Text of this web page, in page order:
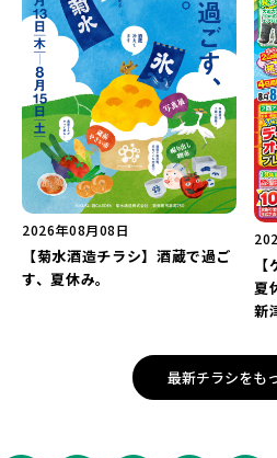
2026年08月08日
【菊水酒造チラシ】酒蔵で過ご
す、夏休み。
夏
新
最新チラシをも